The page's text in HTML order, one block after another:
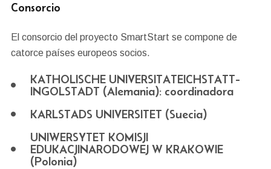
Consorcio
El consorcio del proyecto SmartStart se compone de
catorce países europeos socios.
KATHOLISCHE UNIVERSITATEICHSTATT-
INGOLSTADT (Alemania): coordinadora
KARLSTADS UNIVERSITET (Suecia)
UNIWERSYTET KOMISJI
EDUKACJINARODOWEJ W KRAKOWIE
(Polonia)